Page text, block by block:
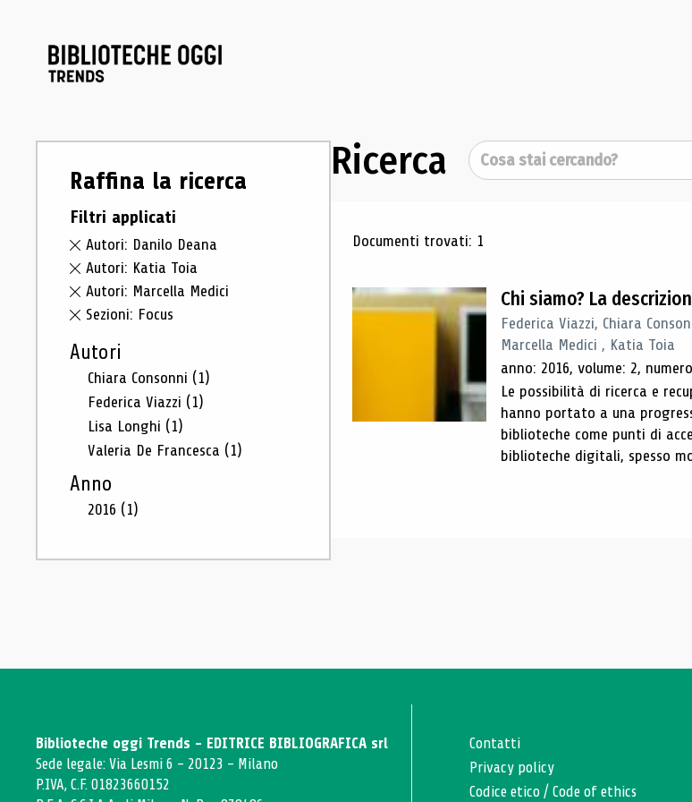
Raffina la ricerca
Filtri applicati
Autori: Danilo Deana
Autori: Katia Toia
Autori: Marcella Medici
Sezioni: Focus
Autori
Chiara Consonni (1)
Federica Viazzi (1)
Lisa Longhi (1)
Valeria De Francesca (1)
Anno
2016 (1)
Ricerca Cerca
Risultati di ricerca
Documenti trovati: 1
Chi siamo? La
Federica Viazzi, Chiara
Marcella Medici , Katia Toia
anno: 2016, volume: 2,
Le possibilità di ricerca e
hanno portato a una
biblioteche come punti di
biblioteche digitali, spesso
Biblioteche oggi Trends - EDITRICE BIBLIOGRAFICA srl
Sede legale: Via Lesmi 6 - 20123 - Milano
P.IVA, C.F. 01823660152
Contatti
Privacy policy
Codice etico /Code of ethics